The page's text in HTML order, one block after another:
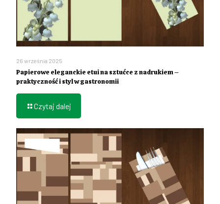
26 września 2025
Papierowe eleganckie etui na sztućce z nadrukiem –
praktyczność i styl w gastronomii
Czytaj dalej